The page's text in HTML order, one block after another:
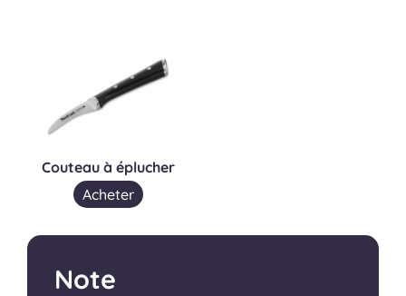
Couteau à éplucher
Acheter
Note